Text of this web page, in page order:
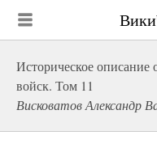
Историческое
войск. Том 11
Висковатов Александр